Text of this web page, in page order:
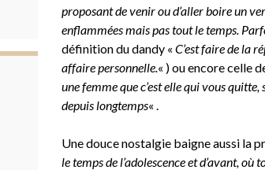
proposant de venir ou d’aller boire un
enflammées mais pas tout le temps.
définition du dandy « C’est faire de la
affaire personnelle.« ) ou encore celle
une femme que c’est elle qui vous
depuis longtemps« .
Une douce nostalgie baigne aussi la
le temps de l’adolescence et d’avant, où